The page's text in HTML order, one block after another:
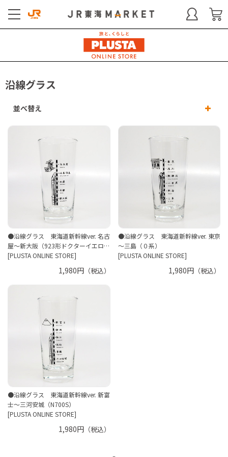
沿線グラス
並べ替え
●沿線グラス 東海道新幹線ver. 名古
屋～新大阪（923形ドクターイエロ…
[PLUSTA ONLINE STORE]
1,980円（税込）
●沿線グラス 東海道新幹線ver. 東京
～三島（０系）
[PLUSTA ONLINE STORE]
1,980円 （税込）
●沿線グラス 東海道新幹線ver. 新富
士～三河安城（N700S）
[PLUSTA ONLINE STORE]
1,980円（税込）